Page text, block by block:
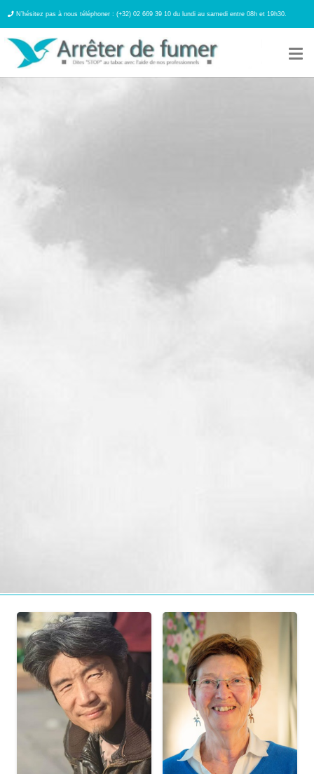
N’hésitez pas à nous téléphoner : (+32) 02 669 39 10 du lundi au samedi entre 08h et 19h30.